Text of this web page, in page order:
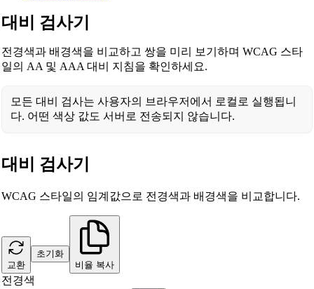
대비 검사기
전경색과 배경색을 비교하고 쌍을 미리 보기하며 WCAG 스타
일의 AA 및 AAA 대비 지침을 확인하세요.
모든 대비 검사는 사용자의 브라우저에서 로컬로 실행됩니
다. 어떤 색상 값도 서버로 전송되지 않습니다.
대비 검사기
WCAG 스타일의 임계값으로 전경색과 배경색을 비교합니다.
교환
초기화
비율 복사
전경색